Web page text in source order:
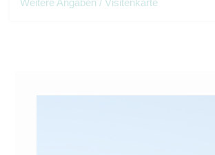
Weitere Angaben / Visitenkarte